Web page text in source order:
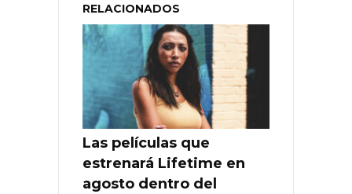
RELACIONADOS
Las películas que
estrenará Lifetime en
agosto dentro del